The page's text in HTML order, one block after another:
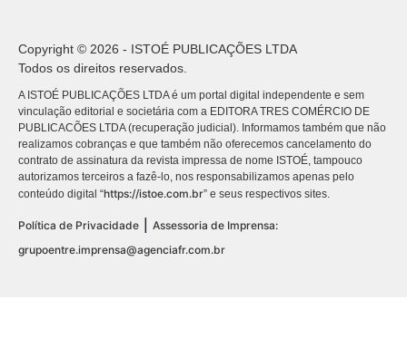
Copyright © 2026 - ISTOÉ PUBLICAÇÕES LTDA
Todos os direitos reservados.
A ISTOÉ PUBLICAÇÕES LTDA é um portal digital independente e sem
vinculação editorial e societária com a EDITORA TRES COMÉRCIO DE
PUBLICACÕES LTDA (recuperação judicial). Informamos também que não
realizamos cobranças e que também não oferecemos cancelamento do
contrato de assinatura da revista impressa de nome ISTOÉ, tampouco
autorizamos terceiros a fazê-lo, nos responsabilizamos apenas pelo
conteúdo digital “https://istoe.com.br” e seus respectivos sites.
Política de Privacidade
Assessoria de Imprensa:
grupoentre.imprensa@agenciafr.com.br